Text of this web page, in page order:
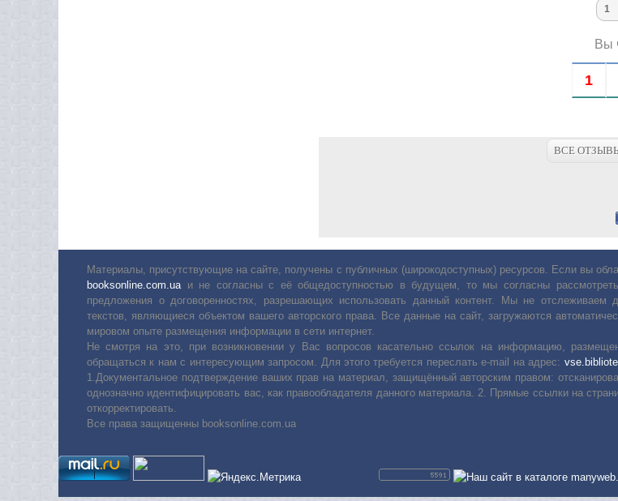
Вы
1
ВСЕ
Материалы, присутствующие на сайте, получены с публичных (широкодоступных) ресурсов. Если вы
booksonline.com.ua и не согласны с её общедоступностью в будущем, то мы согласны
предложения о договоренностях, разрешающих использовать данный контент. Мы не отслеживаем
текстов, являющиеся объектом вашего авторского права. Все данные на сайт, загружаются
мировом опыте размещения информации в сети интернет.
Не смотря на это, при возникновении у Вас вопросов касательно ссылок на информацию,
обращаться к нам с интересующим запросом. Для этого требуется переслать е-mail на адрес:
1.Документальное подтверждение ваших прав на материал, защищённый авторским правом:
однозначно идентифицировать вас, как правообладателя данного материала. 2. Прямые ссылки на
откорректировать.
Все права защищенны booksonline.com.ua